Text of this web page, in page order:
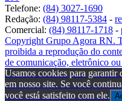
Telefone: (84) 3027-1690
Redação: (84) 98117-5384 -
Comercial: (84) 98117-1718 -
Copyright Grupo Agora RN.
proibida a reprodução do
de comunicação, eletrônico
Usamos cookies para garantir
em nosso site. Se você
você está satisfeito com ele.